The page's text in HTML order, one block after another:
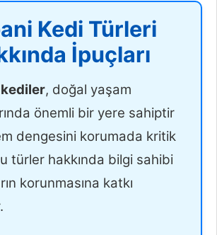
Kedi Türleri
İpuçları
, doğal yaşam
önemli bir yere sahiptir
dengesini korumada kritik
türler hakkında bilgi sahibi
korunmasına katkı